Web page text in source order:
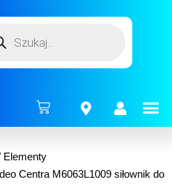
Elementy
Centra M6063L1009 siłownik do